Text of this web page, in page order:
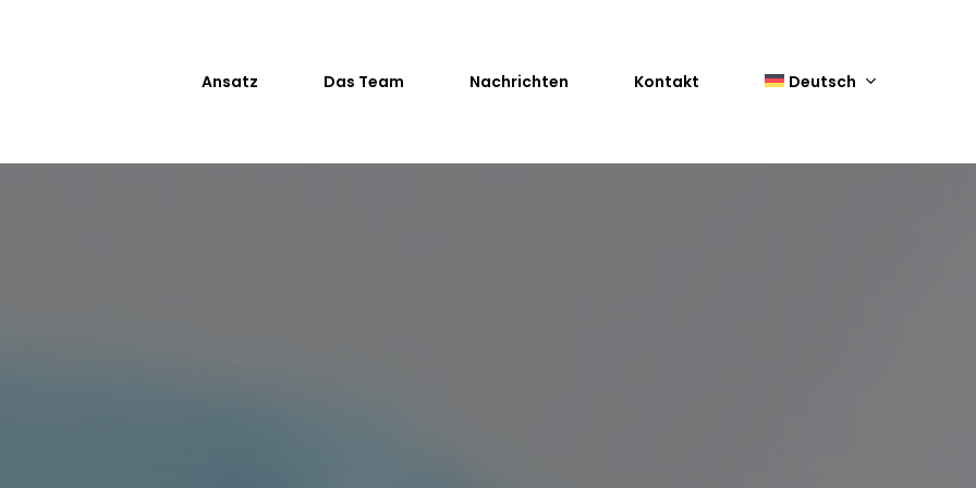
Ansatz Das Team Nachrichten Kontakt Deutsch